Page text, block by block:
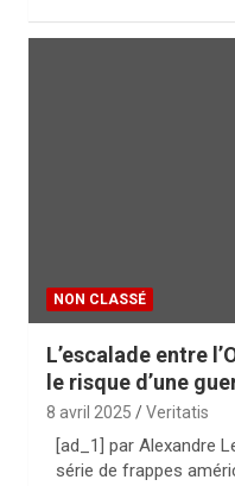
NON CLASSÉ
L’escalade entre
le risque d’une
8 avril 2025 Veritatis
[ad_1] par Alexandre
série de frappes